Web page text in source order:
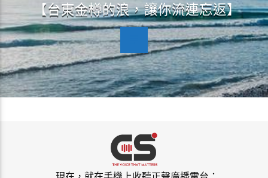
【台東金樽的浪，讓你流連忘返】